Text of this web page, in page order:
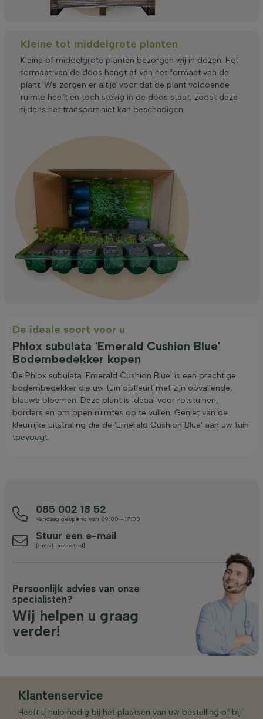
Kleine tot middelgrote planten
Kleine of middelgrote planten bezorgen wij in dozen. Het
formaat van de doos hangt af van het formaat van de
plant. We zorgen er altijd voor dat de plant voldoende
ruimte heeft en toch stevig in de doos staat, zodat deze
tijdens het transport niet kan beschadigen.
De ideale soort voor u
Phlox subulata 'Emerald Cushion Blue'
Bodembedekker kopen
De Phlox subulata 'Emerald Cushion Blue' is een prachtige
bodembedekker die uw tuin opfleurt met zijn opvallende,
blauwe bloemen. Deze plant is ideaal voor rotstuinen,
borders en om open ruimtes op te vullen. Geniet van de
kleurrijke uitstraling die de 'Emerald Cushion Blue' aan uw tuin
toevoegt.
085 002 18 52
Vandaag geopend van 09:00 - 17:00
Stuur een e-mail
[email protected]
Persoonlijk advies van onze
specialisten?
Wij helpen u graag
verder!
Klantenservice
Heeft u hulp nodig bij het plaatsen van uw bestelling of bij